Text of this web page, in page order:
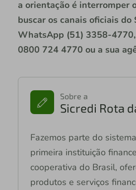
a orientação é interromper
buscar os canais oficiais do
WhatsApp (51) 3358-
0800 724 4770 ou a sua
Sobre a
Sicredi Rota
Fazemos parte do
primeira instituição
cooperativa do Brasil,
produtos e serviços